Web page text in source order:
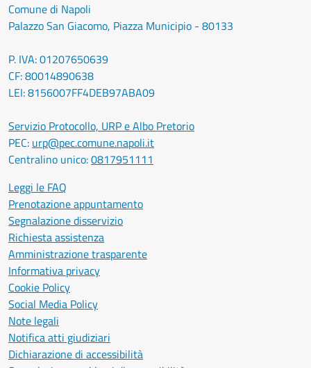
Comune di Napoli
Palazzo San Giacomo, Piazza Municipio - 80133
P. IVA: 01207650639
CF: 80014890638
LEI: 8156007FF4DEB97ABA09
Servizio Protocollo, URP e Albo Pretorio
PEC: urp@pec.comune.napoli.it
Centralino unico:0817951111
Leggi le FAQ
Prenotazione appuntamento
Segnalazione disservizio
Richiesta assistenza
Amministrazione trasparente
Informativa privacy
Cookie Policy
Social Media Policy
Note legali
Notifica atti giudiziari
Dichiarazione di accessibilità